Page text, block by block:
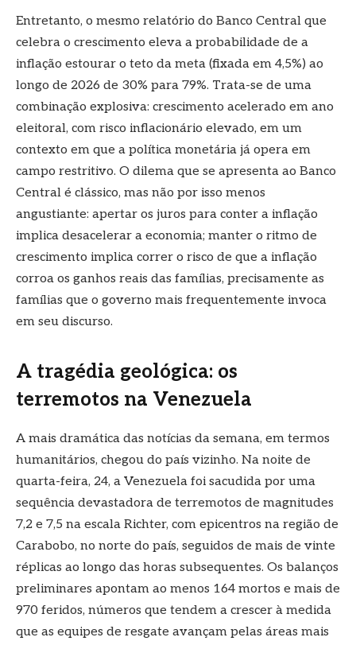
Entretanto, o mesmo relatório do Banco Central que
celebra o crescimento eleva a probabilidade de a
inflação estourar o teto da meta (fixada em 4,5%) ao
longo de 2026 de 30% para 79%. Trata-se de uma
combinação explosiva: crescimento acelerado em ano
eleitoral, com risco inflacionário elevado, em um
contexto em que a política monetária já opera em
campo restritivo. O dilema que se apresenta ao Banco
Central é clássico, mas não por isso menos
angustiante: apertar os juros para conter a inflação
implica desacelerar a economia; manter o ritmo de
crescimento implica correr o risco de que a inflação
corroa os ganhos reais das famílias, precisamente as
famílias que o governo mais frequentemente invoca
em seu discurso.
A tragédia geológica: os
terremotos na Venezuela
A mais dramática das notícias da semana, em termos
humanitários, chegou do país vizinho. Na noite de
quarta-feira, 24, a Venezuela foi sacudida por uma
sequência devastadora de terremotos de magnitudes
7,2 e 7,5 na escala Richter, com epicentros na região de
Carabobo, no norte do país, seguidos de mais de vinte
réplicas ao longo das horas subsequentes. Os balanços
preliminares apontam ao menos 164 mortos e mais de
970 feridos, números que tendem a crescer à medida
que as equipes de resgate avançam pelas áreas mais